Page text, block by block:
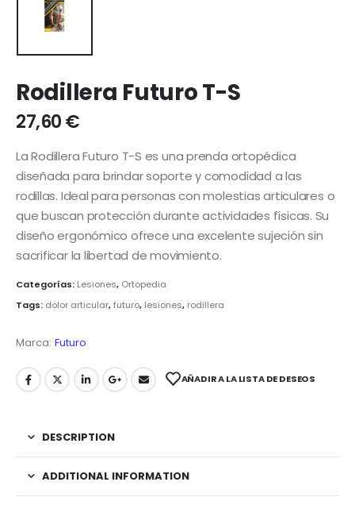
Rodillera Futuro T-S
27,60€
La Rodillera Futuro T-S es una prenda ortopédica
diseñada para brindar soporte y comodidad a las
rodillas. Ideal para personas con molestias articulares o
que buscan protección durante actividades físicas. Su
diseño ergonómico ofrece una excelente sujeción sin
sacrificar la libertad de movimiento.
Categorías: Lesiones, Ortopedia
Tags: dolor articular,futuro, lesiones, rodillera
Marca: Futuro
AÑADIR A LA LISTA DE DESEOS
DESCRIPTION
ADDITIONAL INFORMATION